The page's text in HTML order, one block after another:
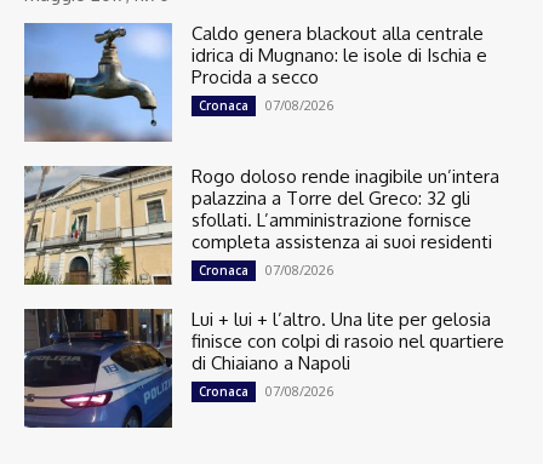
Caldo genera blackout alla centrale
idrica di Mugnano: le isole di Ischia e
Procida a secco
Cronaca 07/08/2026
Rogo doloso rende inagibile un’intera
palazzina a Torre del Greco: 32 gli
sfollati. L’amministrazione fornisce
completa assistenza ai suoi residenti
Cronaca 07/08/2026
Lui + lui + l’altro. Una lite per gelosia
finisce con colpi di rasoio nel quartiere
di Chiaiano a Napoli
Cronaca 07/08/2026